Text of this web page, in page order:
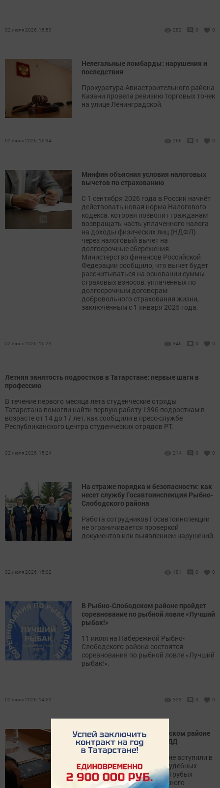
02 июля 2026, 15:53 282 0 0
Нелегальные ломбарды: нарушения и
последствия
Прокуратура Авиастроительного района
Казани провела ревизию торговых точек
на улице Ленинградской.
02 июля 2026, 15:34 266 0 0
Минфин объяснил условия налоговых
вычетов по страхованию
С 1 сентября 2026 года в России начнёт
действовать новая норма Налогового
кодекса, которая позволит гражданам
возвращать часть уплаченного налога
на доходы физических лиц (НДФЛ)
через налоговый вычет на
долгосрочные сбережения.
Министерство финансов Российской
Федерации сообщило, что вычет будет
рассчитываться на основании суммы
страховых взносов, уплаченных по
долгосрочным договорам
добровольного страхования жизни,
заключённым с 1 января 2025 года.
02 июля 2026, 15:29 346 0 0
Летняя занятость подростков в Татарстане: первые шаги в
профессию
В течение первого месяца лета студенческие отряды
Татарстана помогли найти первую работу 1396 подросткам в
возрасте от 14 до 17 лет, как сообщили в пресс-службе
Республиканского центра студенческих отрядов РТ.
02 июля 2026, 15:24 214 0 0
На страже порядка и безопасности: как
несет службу Госавтоинспекция Рыбно-
Слободского района
Работа сотрудников Госавтоинспекции
не ограничивается проверкой
документов или выявлением нарушений.
02 июля 2026, 15:02 481 0 0
В Рыбно-Слободском районе пройдет
соревнование по рыбной ловле «Лучший
рыбак!»
11 июля на Набережной Рыбно-
Слободского района состоятся
соревнования по рыбной ловле «Лучший
рыбак!».
02 июля 2026, 14:59 323 0 0
Водители в Рыбно-Слободском районе
наказаны за нарушения ПДД
В Рыбно-Слободском районе вступили в
законную силу несколько судебных
постановлений по делам о грубых
нарушениях Правил дорожного